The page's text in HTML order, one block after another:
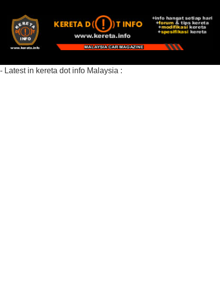
- Latest in kereta dot info Malaysia :